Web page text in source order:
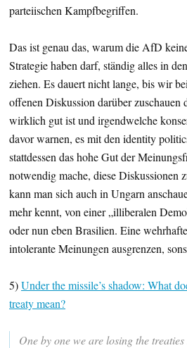
parteiischen Kampfbegriffen.
Das ist genau das, warum die AfD
Strategie haben darf, ständig alles in
ziehen. Es dauert nicht lange, bis wir
offenen Diskussion darüber zuschauen
wirklich gut ist und irgendwelche
davor warnen, es mit den identity
stattdessen das hohe Gut der
notwendig mache, diese Diskussionen
kann man sich auch in Ungarn
mehr kennt, von einer „illiberalen
oder nun eben Brasilien. Eine
intolerante Meinungen ausgrenzen,
5)Under the missile’s shadow: What
treaty mean?
One by one we are losing the